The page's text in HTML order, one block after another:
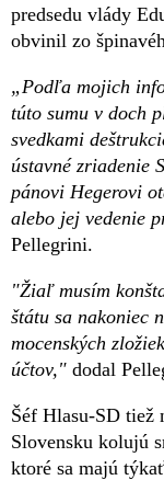
predsedu vlády
obvinil zo
„Podľa mojich
túto sumu v doch
svedkami
ústavné zriadenie
pánovi Hegerovi
alebo jej vedenie
Pellegrini.
"Žiaľ musím
štátu sa nakoniec
mocenských
účtov," dodal
Šéf Hlasu-SD
Slovensku kolujú
ktoré sa majú